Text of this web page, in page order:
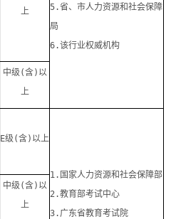
5.省、市人力资源和社会保障
局
6.该行业权威机构
上
中级 (含) 以
上
E级 (含) 以上
1. 国家人力资源和社会保障部
2.教育部考试中心
3. 广东省教育考试院
中级 (含) 以
上